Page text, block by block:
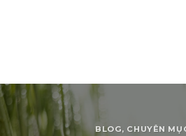
BLOG, CHUYÊN